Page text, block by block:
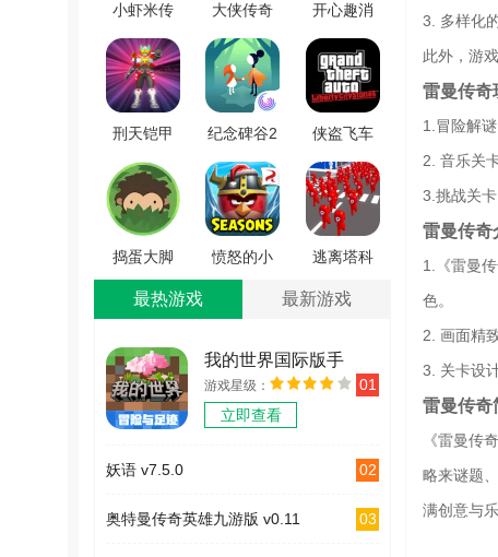
小虾米传
奇重现游
戏完整版
V1.80
大侠传奇
怒火一刀
手游版
V1.4.109
开心趣消
除领红包
官方最新
版 V1.2
刑天铠甲
模拟器游
戏绿色版
V1.1
纪念碑谷2
游戏最新
版 V2.1.3
侠盗飞车
自由城故
事官方正
版 V2.1
捣蛋大脚
怪手机正
版 V1.1
愤怒的小
鸟季节游
逃离塔科
最热游戏 最新游戏
我的世界国际版手
机版
v2.12.5.246529
游戏星级：
立即查看
01
妖语 v7.5.0 02
奥特曼传奇英雄九游版 v0.11 03
3. 多样化
此外，游
雷曼传奇
1.冒险解
2. 音乐关
3.挑战关
雷曼传奇
1.《雷曼
色。
2. 画面精
3. 关卡设
雷曼传奇
《雷曼传
略来谜题
满创意与